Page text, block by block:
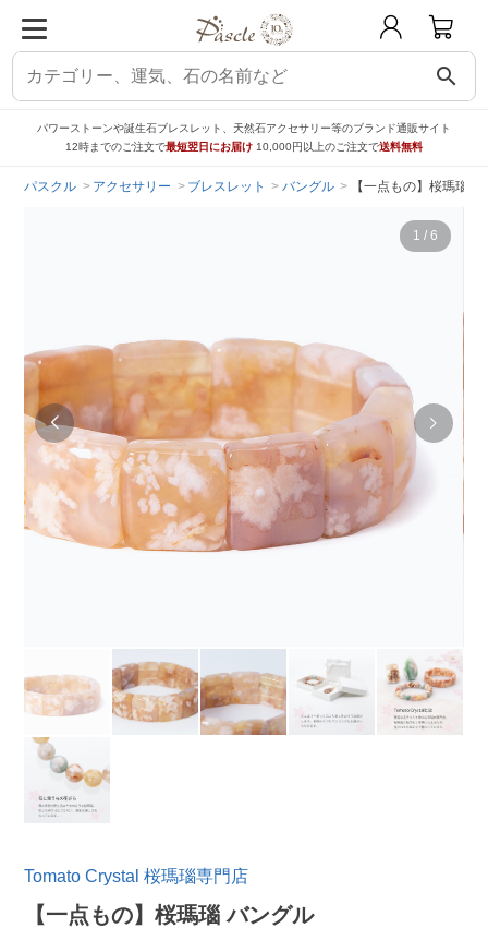
search
パワーストーンや誕生石ブレスレット、天然石アクセサリー等のブランド通販サイト
12時までのご注文で最短翌日にお届け 10,000円以上のご注文で送料無料
パスクル アクセサリー ブレスレット バングル 【一点もの】桜瑪瑙
1 / 6
Tomato Crystal 桜瑪瑙専門店
【一点もの】桜瑪瑙 バングル